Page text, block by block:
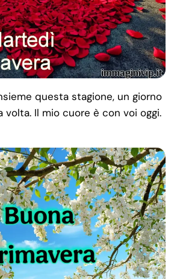
questa stagione, un giorno
volta. Il mio cuore è con voi oggi.